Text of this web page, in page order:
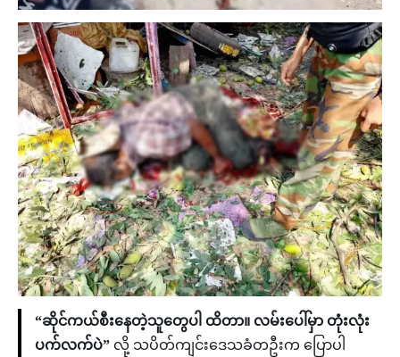
“ဆိုင်ကယ်စီးနေတဲ့သူတွေပါ ထိတာ။ လမ်းပေါ်မှာ တုံးလုံး
ပက်လက်ပဲ” လို့ သပိတ်ကျင်းဒေသခံတဦးက ပြောပါ